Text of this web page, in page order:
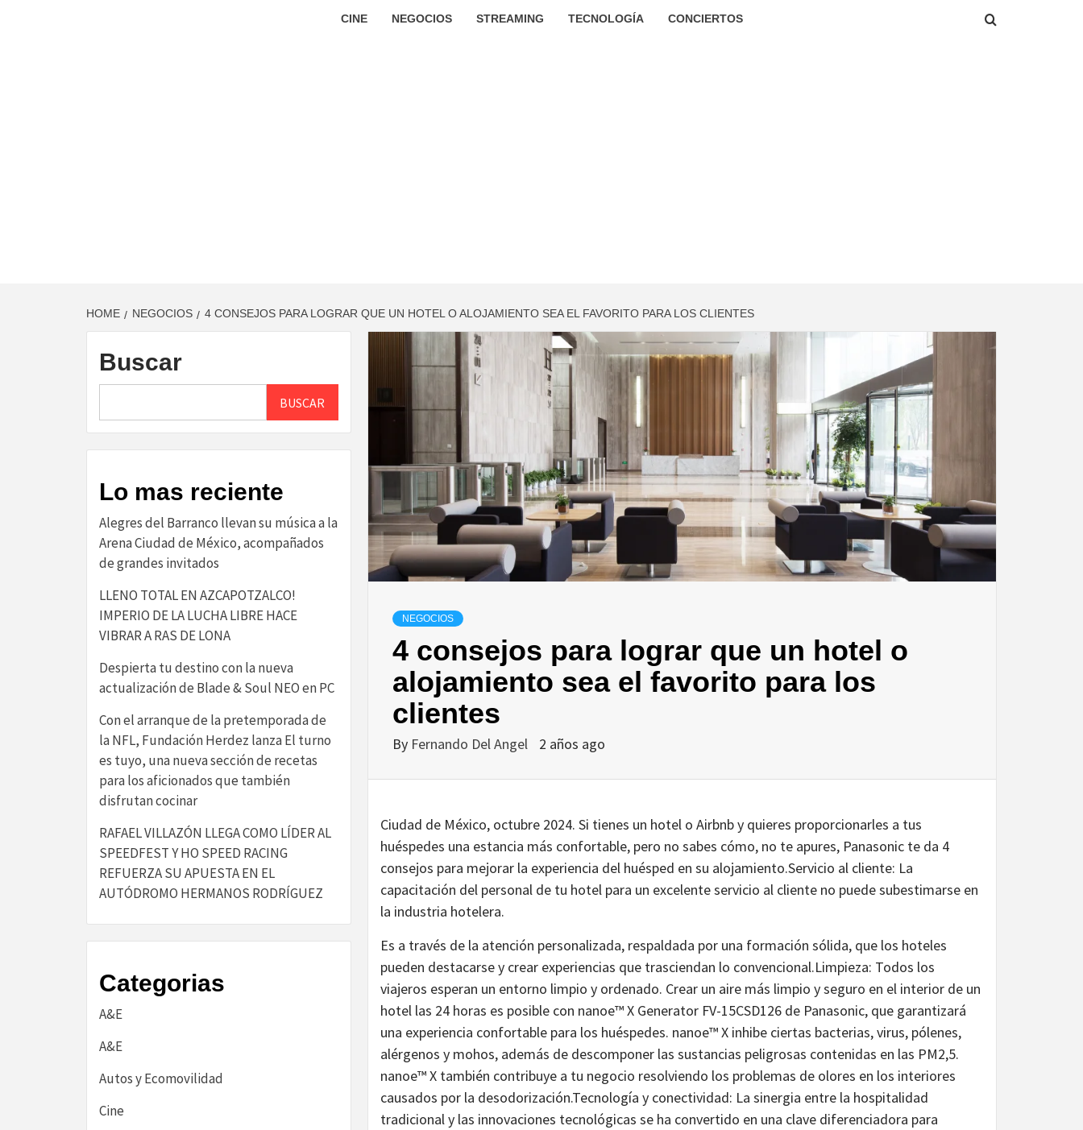
CINE NEGOCIOS STREAMING TECNOLOGÍA CONCIERTOS
HOME NEGOCIOS 4 CONSEJOS PARA LOGRAR QUE UN HOTEL O ALOJAMIENTO SEA EL FAVORITO PARA LOS CLIENTES
NEGOCIOS
4 consejos para lograr que un hotel o
alojamiento sea el favorito para los
clientes
By Fernando Del Angel 2 años ago
Ciudad de México, octubre 2024. Si tienes un hotel o Airbnb y quieres proporcionarles a tus
huéspedes una estancia más confortable, pero no sabes cómo, no te apures, Panasonic te da 4
consejos para mejorar la experiencia del huésped en su alojamiento.Servicio al cliente: La
capacitación del personal de tu hotel para un excelente servicio al cliente no puede subestimarse en
la industria hotelera.
Es a través de la atención personalizada, respaldada por una formación sólida, que los hoteles
pueden destacarse y crear experiencias que trasciendan lo convencional.Limpieza: Todos los
viajeros esperan un entorno limpio y ordenado. Crear un aire más limpio y seguro en el interior de un
hotel las 24 horas es posible con nanoe™ X Generator FV-15CSD126 de Panasonic, que garantizará
una experiencia confortable para los huéspedes. nanoe™ X inhibe ciertas bacterias, virus, pólenes,
alérgenos y mohos, además de descomponer las sustancias peligrosas contenidas en las PM2,5.
nanoe™ X también contribuye a tu negocio resolviendo los problemas de olores en los interiores
causados por la desodorización.Tecnología y conectividad: La sinergia entre la hospitalidad
tradicional y las innovaciones tecnológicas se ha convertido en una clave diferenciadora para
Buscar
BUSCAR
Lo mas reciente
Alegres del Barranco llevan su música a la
Arena Ciudad de México, acompañados
de grandes invitados
LLENO TOTAL EN AZCAPOTZALCO!
IMPERIO DE LA LUCHA LIBRE HACE
VIBRAR A RAS DE LONA
Despierta tu destino con la nueva
actualización de Blade & Soul NEO en PC
Con el arranque de la pretemporada de
la NFL, Fundación Herdez lanza El turno
es tuyo, una nueva sección de recetas
para los aficionados que también
disfrutan cocinar
RAFAEL VILLAZÓN LLEGA COMO LÍDER AL
SPEEDFEST Y HO SPEED RACING
REFUERZA SU APUESTA EN EL
AUTÓDROMO HERMANOS RODRÍGUEZ
Categorias
A&E
A&E
Autos y Ecomovilidad
Cine